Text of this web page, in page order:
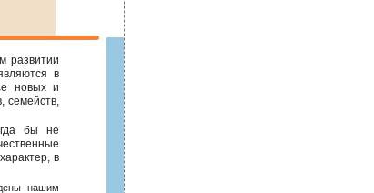
развитии
в
новых и
семейств,
бы не
в
нашим